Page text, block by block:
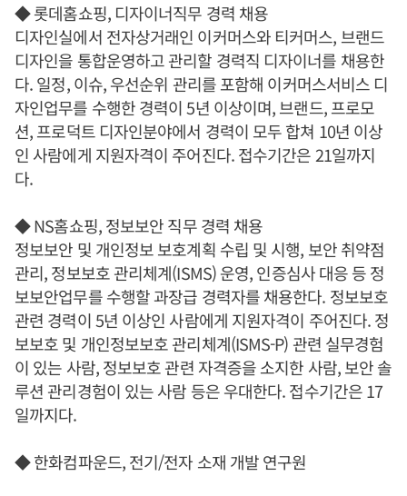
◆ 롯데홈쇼핑, 디자이너직무 경력 채용
디자인실에서 전자상거래인 이커머스와 티커머스, 브랜드
디자인을 통합운영하고 관리할 경력직 디자이너를 채용한
다. 일정, 이슈, 우선순위 관리를 포함해 이커머스서비스 디
자인업무를 수행한 경력이 5년 이상이며, 브랜드, 프로모
션, 프로덕트 디자인분야에서 경력이 모두 합쳐 10년 이상
인 사람에게 지원자격이 주어진다. 접수기간은 21일까지
다.
◆ NS홈쇼핑, 정보보안 직무 경력 채용
정보보안 및 개인정보 보호계획 수립 및 시행, 보안 취약점
관리, 정보보호 관리체계(ISMS) 운영, 인증심사 대응 등 정
보보안업무를 수행할 과장급 경력자를 채용한다. 정보보호
관련 경력이 5년 이상인 사람에게 지원자격이 주어진다. 정
보보호 및 개인정보보호 관리체계(ISMS-P) 관련 실무경험
이 있는 사람, 정보보호 관련 자격증을 소지한 사람, 보안 솔
루션 관리경험이 있는 사람 등은 우대한다. 접수기간은 17
일까지다.
◆ 한화컴파운드, 전기/전자 소재 개발 연구원